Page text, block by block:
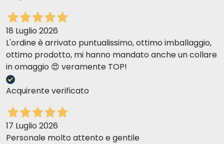
18 Luglio 2026
L'ordine è arrivato puntualissimo, ottimo imballaggio,
ottimo prodotto, mi hanno mandato anche un collare
in omaggio 😍 veramente TOP!
Acquirente verificato
17 Luglio 2026
Personale molto attento e gentile